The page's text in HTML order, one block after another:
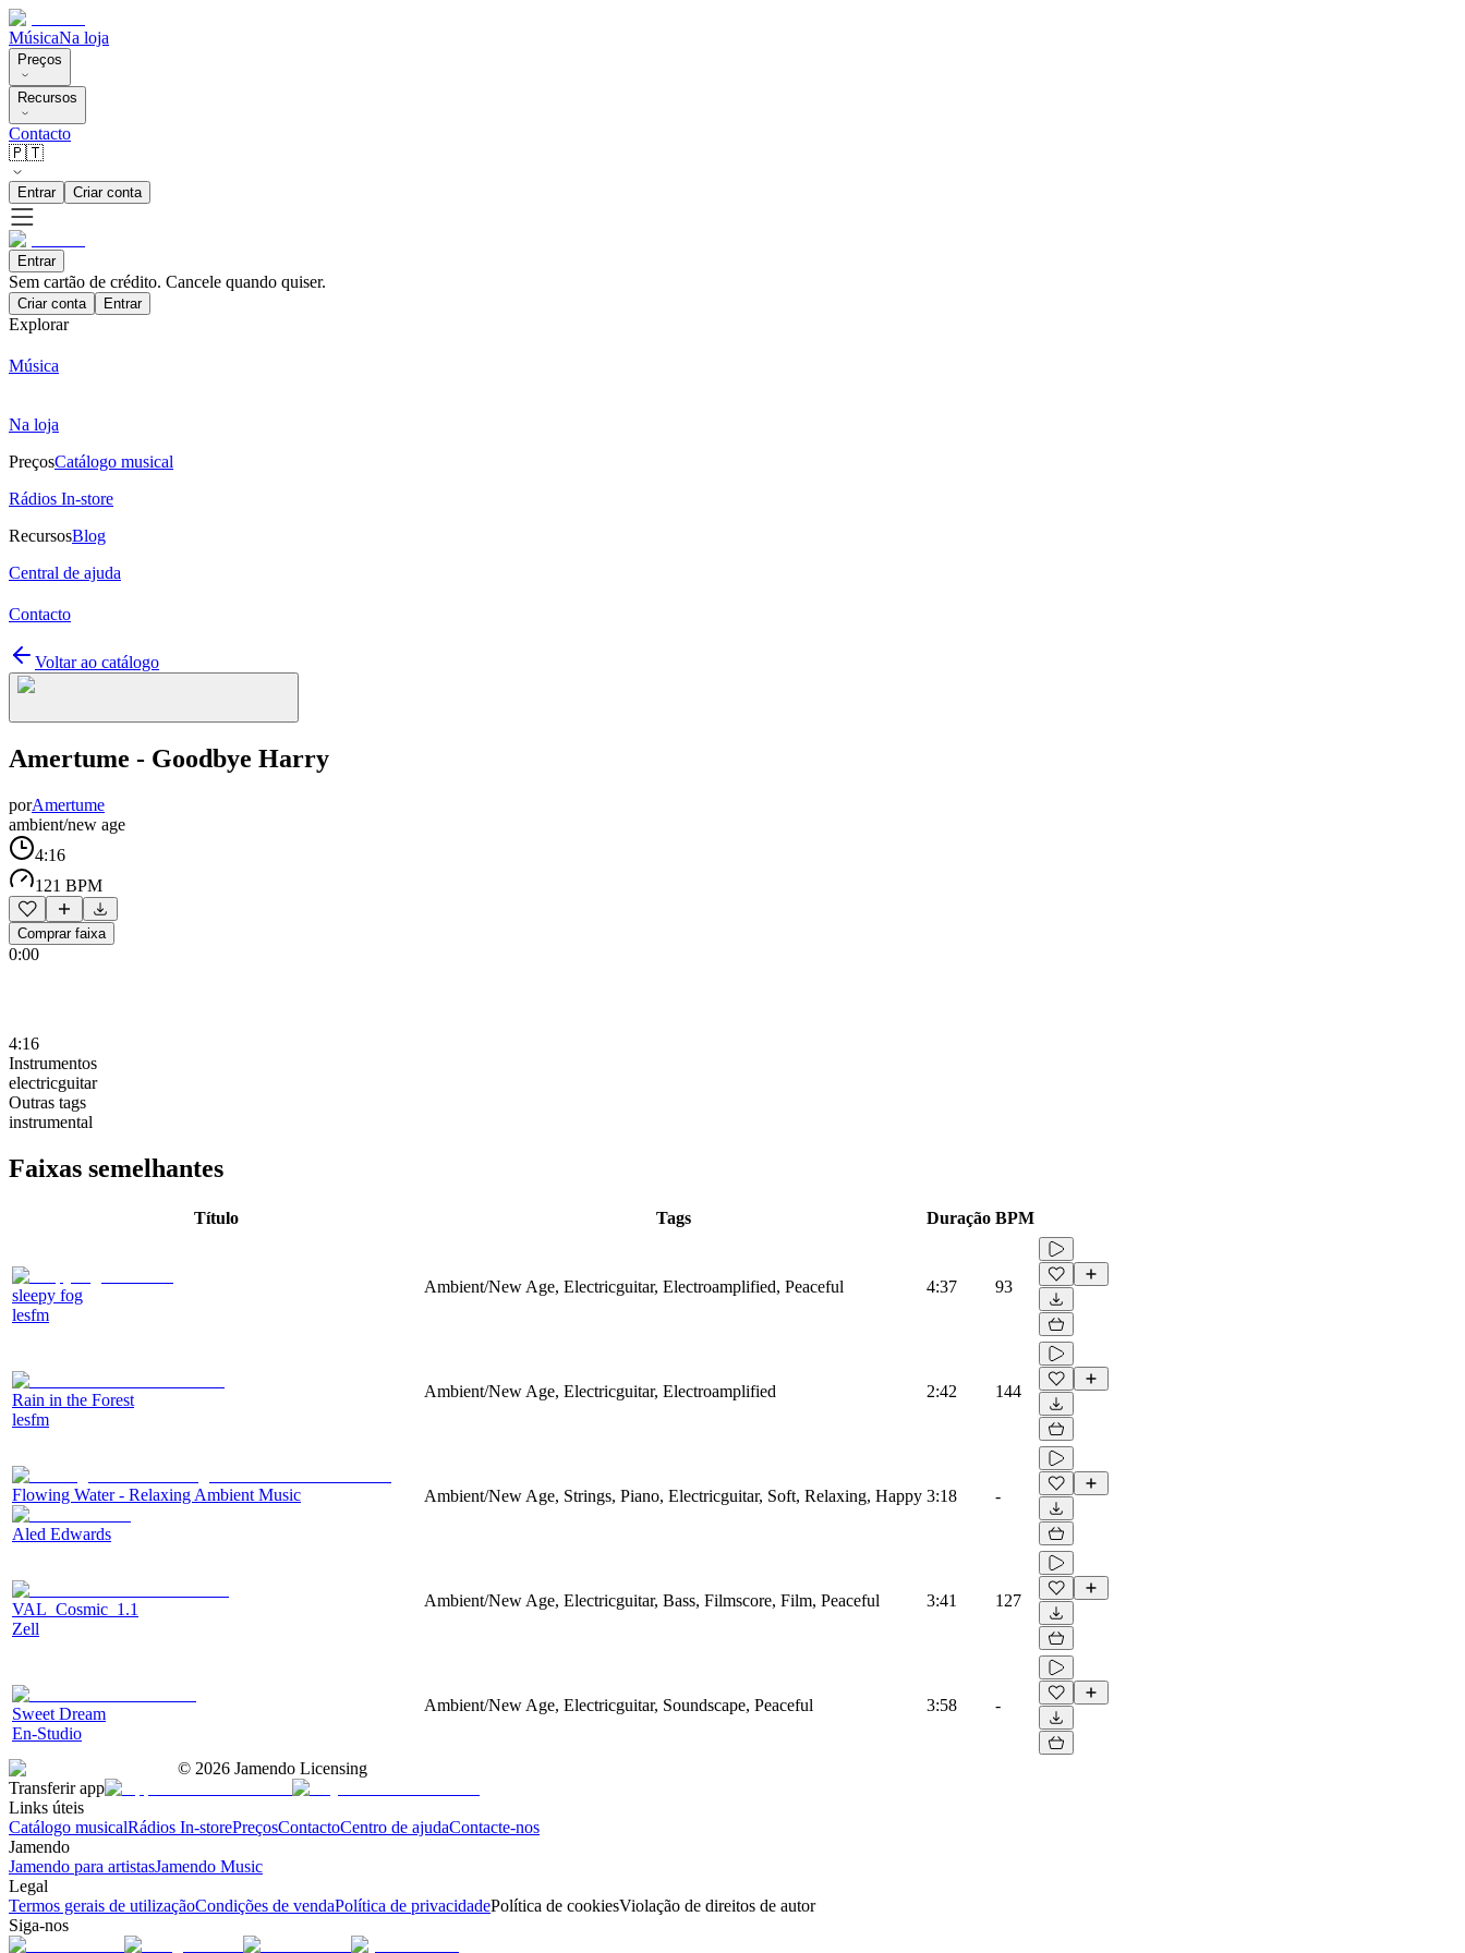
MúsicaNa loja
Preços
Recursos
Contacto
🇵🇹
Entrar Criar conta
Entrar
Sem cartão de crédito. Cancele quando quiser.
Criar conta Entrar
Explorar
Música
Na loja
PreçosCatálogo musical
Rádios In-store
RecursosBlog
Central de ajuda
Contacto
Voltar ao catálogo
Amertume - Goodbye Harry
porAmertume
ambient/new age
4:16
121 BPM
Comprar faixa
0:00
4:16
Instrumentos
electricguitar
Outras tags
instrumental
Faixas semelhantes
Título Tags Duração BPM
sleepy fog
lesfm
Ambient/New Age, Electricguitar, Electroamplified, Peaceful 4:37 93
Rain in the Forest
lesfm
Ambient/New Age, Electricguitar, Electroamplified 2:42 144
Flowing Water - Relaxing Ambient Music
Aled Edwards
Ambient/New Age, Strings, Piano, Electricguitar, Soft, Relaxing, Happy 3:18 -
VAL_Cosmic_1.1
Zell
Ambient/New Age, Electricguitar, Bass, Filmscore, Film, Peaceful 3:41 127
Sweet Dream
En-Studio
Ambient/New Age, Electricguitar, Soundscape, Peaceful 3:58 -
© 2026 Jamendo Licensing
Transferir app
Links úteis
Catálogo musicalRádios In-storePreçosContactoCentro de ajudaContacte-nos
Jamendo
Jamendo para artistasJamendo Music
Legal
Termos gerais de utilizaçãoCondições de vendaPolítica de privacidadePolítica de cookiesViolação de direitos de autor
Siga-nos